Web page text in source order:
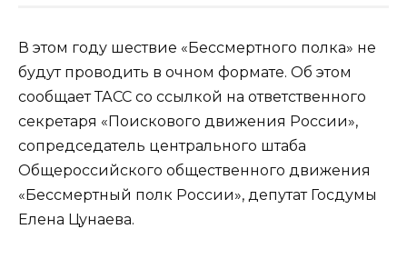
В этом году шествие «Бессмертного полка» не
будут проводить в очном формате. Об этом
сообщает ТАСС со ссылкой на ответственного
секретаря «Поискового движения России»,
сопредседатель центрального штаба
Общероссийского общественного движения
«Бессмертный полк России», депутат Госдумы
Елена Цунаева.